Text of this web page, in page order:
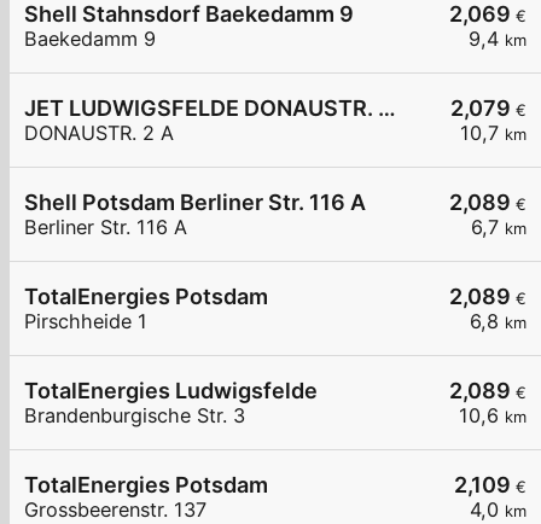
2,069 €
9,4 km
Shell Stahnsdorf Baekedamm 9
Baekedamm 9
2,079 €
10,7 km
JET LUDWIGSFELDE DONAUSTR. 2 A
DONAUSTR. 2 A
2,089 €
6,7 km
Shell Potsdam Berliner Str. 116 A
Berliner Str. 116 A
2,089 €
6,8 km
TotalEnergies Potsdam
Pirschheide 1
2,089 €
10,6 km
TotalEnergies Ludwigsfelde
Brandenburgische Str. 3
2,109 €
4,0 km
TotalEnergies Potsdam
Grossbeerenstr. 137